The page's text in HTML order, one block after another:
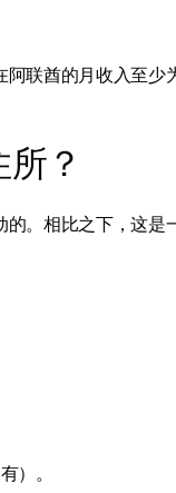
联酋的月收入至
？
。相比之下，这
）。